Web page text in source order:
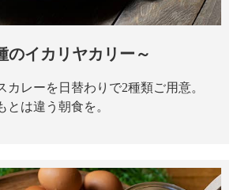
のイカリヤカリー～
カレーを日替わりで2種類ご用意。
とは違う朝食を。